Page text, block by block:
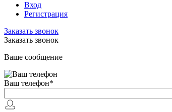
Вход
Регистрация
Заказать звонок
Заказать звонок
Ваше сообщение
Ваш телефон*